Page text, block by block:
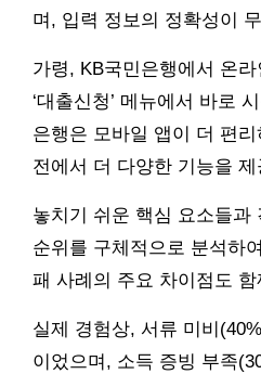
며, 입력 정보의 정확성이
가령, KB국민은행에서 온
‘대출신청’ 메뉴에서 바로
은행은 모바일 앱이 더 편
전에서 더 다양한 기능을
놓치기 쉬운 핵심 요소들과
순위를 구체적으로 분석하
패 사례의 주요 차이점도
실제 경험상, 서류 미비
이었으며, 소득 증빙 부족